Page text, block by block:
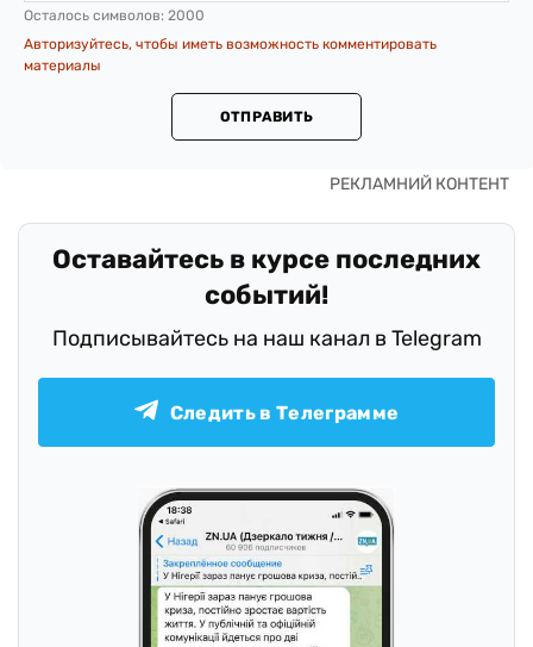
Осталось символов: 2000
Авторизуйтесь, чтобы иметь возможность комментировать
материалы
ОТПРАВИТЬ
Оставайтесь в курсе последних
событий!
Подписывайтесь на наш канал в Telegram
Следить в Телеграмме